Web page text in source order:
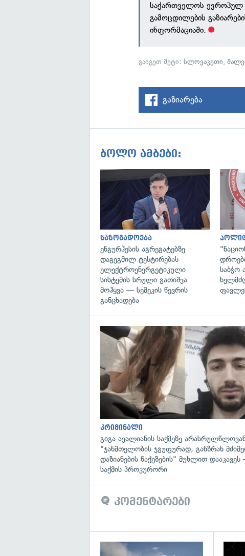
საქართველოს ევროპულ
გამოცდილების
ინფორმაციაში.
გაიგეთ მეტი:სლოვაკეთი,
გაზიარება
ბოლო ამბები:
საზოგადოება
ენგურჰესის აგრეგატებზე
დაგეგმილ ტესტირებას
ელექტროენერგეტიკული
სისტემის სრული გათიშვა
მოჰყვა — სემეკის წევრის
განცხადება
საბჭო
კრიმინალი
გიგა ავალიანის საქმეზე
"ჯანმთელობის ჯგუფურად, განზრახ
დაზიანების წაქეზების" მუხლით
საქმის პროკურორი
კომენტარები